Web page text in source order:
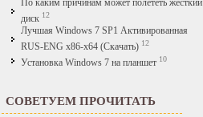
По каким причинам может полететь жесткий
диск 12
Лучшая Windows 7 SP1 Активированная
RUS-ENG x86-x64 (Скачать) 12
Установка Windows 7 на планшет 10
СОВЕТУЕМ ПРОЧИТАТЬ